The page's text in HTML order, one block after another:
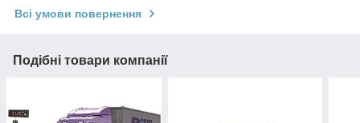
Всі умови повернення
Подібні товари компанії